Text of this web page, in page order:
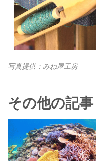
写真提供：みね屋工房
その他の記事